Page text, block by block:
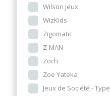
Wilson Jeux
WizKids
Zigomatic
Z-MAN
Zoch
Zoe Yateka
Jeux de Société - Type